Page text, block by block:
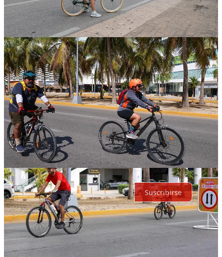
Compartir
Discusión sobre este post
Comentarios Restacks
Lo mejor de Último Debates
Sin posts
Por supuesto, sigue adelante.
Suscribirse
© 2026 Expediente Quintana Roo·Privacidad∙Términos∙Aviso
de recolección
Crea tu Substack
Descargar la app
Substackes el hogar de la gran cultura